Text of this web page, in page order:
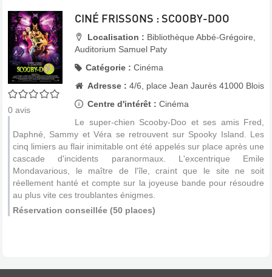
0/5
0 avis
CINÉ FRISSONS : SCOOBY-DOO
Localisation : Bibliothèque Abbé-Grégoire,
Auditorium Samuel Paty
Catégorie : Cinéma
Adresse : 4/6, place Jean Jaurès 41000 Blois
Centre d'intérêt : Cinéma
Le super-chien Scooby-Doo et ses amis Fred,
Daphné, Sammy et Véra se retrouvent sur Spooky Island. Les
cinq limiers au flair inimitable ont été appelés sur place après une
cascade d'incidents paranormaux. L'excentrique Emile
Mondavarious, le maître de l'île, craint que le site ne soit
réellement hanté et compte sur la joyeuse bande pour résoudre
au plus vite ces troublantes énigmes.
Réservation conseillée (50 places)